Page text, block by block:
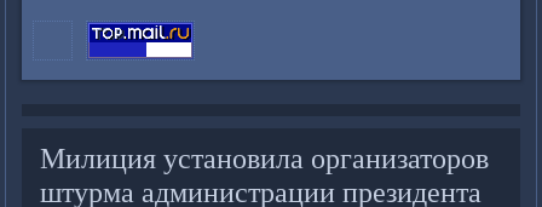
Милиция установила организаторов
штурма администрации президента